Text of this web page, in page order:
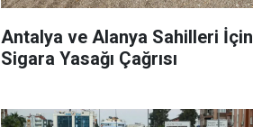
Antalya ve Alanya Sahilleri İçin
Sigara Yasağı Çağrısı